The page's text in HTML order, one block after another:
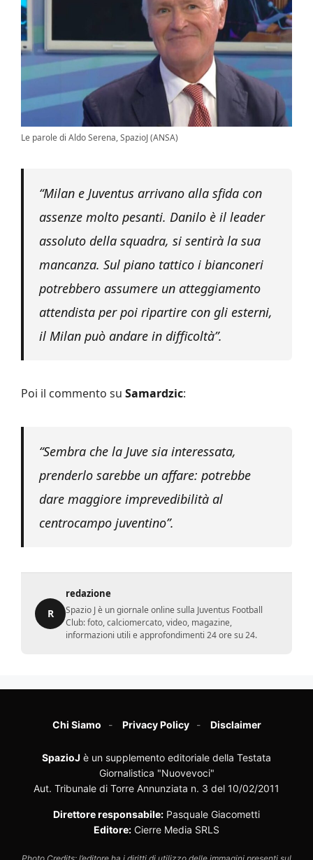
Le parole di Aldo Serena, SpazioJ (ANSA)
“Milan e Juventus arrivano alla sfida con
assenze molto pesanti. Danilo è il leader
assoluto della squadra, si sentirà la sua
mancanza. Sul piano tattico i bianconeri
potrebbero assumere un atteggiamento
attendista per poi ripartire con gli esterni,
il Milan può andare in difficoltà”.
Poi il commento su Samardzic:
“Sembra che la Juve sia interessata,
prenderlo sarebbe un affare: potrebbe
dare maggiore imprevedibilità al
centrocampo juventino”.
R
redazione
Spazio J è un giornale online sulla Juventus Football
Club: foto, calciomercato, video, magazine,
informazioni utili e approfondimenti 24 ore su 24.
Chi Siamo Privacy Policy Disclaimer
SpazioJ è un supplemento editoriale della Testata
Giornalistica "Nuovevoci"
Aut. Tribunale di Torre Annunziata n. 3 del 10/02/2011
Direttore responsabile: Pasquale Giacometti
Editore: Cierre Media SRLS